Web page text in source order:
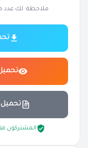
ملاحظة: لك عدد
المشتركون